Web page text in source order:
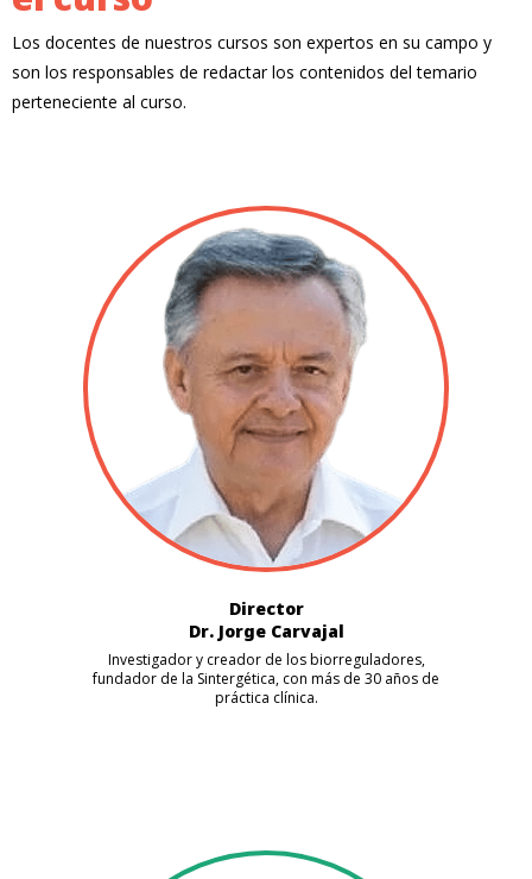
Los docentes de nuestros cursos son expertos en su campo y
son los responsables de redactar los contenidos del temario
perteneciente al curso.
Director
Dr. Jorge Carvajal
Investigador y creador de los biorreguladores,
fundador de la Sintergética, con más de 30 años de
práctica clínica.